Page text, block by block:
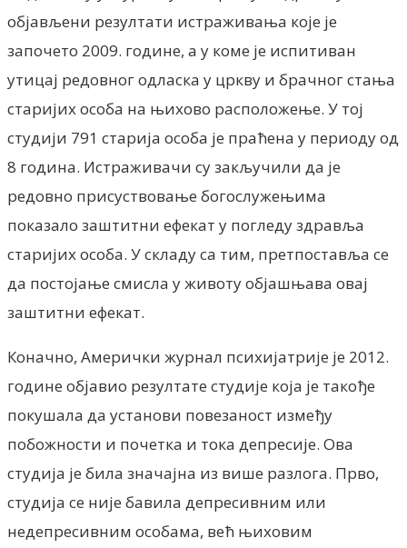
објављени резултати истраживања које је
започето 2009. године, а у коме је испитиван
утицај редовног одласка у цркву и брачног стања
старијих особа на њихово расположење. У тој
студији 791 старија особа је праћена у периоду од
8 година. Истраживачи су закључили да је
редовно присуствовање богослужењима
показало заштитни ефекат у погледу здравља
старијих особа. У складу са тим, претпоставља се
да постојање смисла у животу објашњава овај
заштитни ефекат.
Коначно, Амерички журнал психијатрије је 2012.
године објавио резултате студије која је такође
покушала да установи повезаност између
побожности и почетка и тока депресије. Ова
студија је била значајна из више разлога. Прво,
студија се није бавила депресивним или
недепресивним особама, већ њиховим